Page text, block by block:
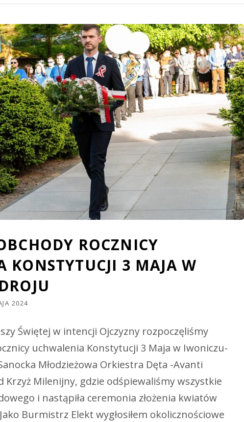
ROCZNICY
KONSTYTUCJI 3 MAJA W
2024
Świętej w intencji Ojczyzny rozpoczęliśmy
uchwalenia Konstytucji 3 Maja w Iwoniczu-
Młodzieżowa Orkiestra Dęta -Avanti
Krzyż Milenijny, gdzie odśpiewaliśmy wszystkie
i nastąpiła ceremonia złożenia kwiatów
Jako Burmistrz Elekt wygłosiłem okolicznościowe